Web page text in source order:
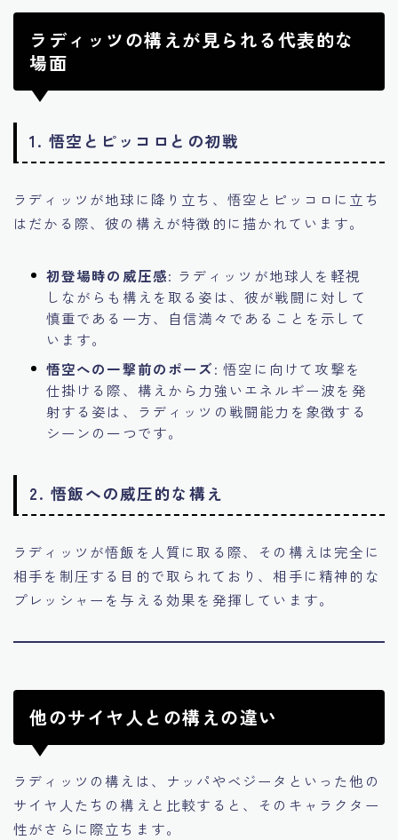
ラディッツの構えが見られる代表的な
場面
1. 悟空とピッコロとの初戦
ラディッツが地球に降り立ち、悟空とピッコロに立ち
はだかる際、彼の構えが特徴的に描かれています。
初登場時の威圧感: ラディッツが地球人を軽視
しながらも構えを取る姿は、彼が戦闘に対して
慎重である一方、自信満々であることを示して
います。
悟空への一撃前のポーズ: 悟空に向けて攻撃を
仕掛ける際、構えから力強いエネルギー波を発
射する姿は、ラディッツの戦闘能力を象徴する
シーンの一つです。
2. 悟飯への威圧的な構え
ラディッツが悟飯を人質に取る際、その構えは完全に
相手を制圧する目的で取られており、相手に精神的な
プレッシャーを与える効果を発揮しています。
他のサイヤ人との構えの違い
ラディッツの構えは、ナッパやベジータといった他の
サイヤ人たちの構えと比較すると、そのキャラクター
性がさらに際立ちます。